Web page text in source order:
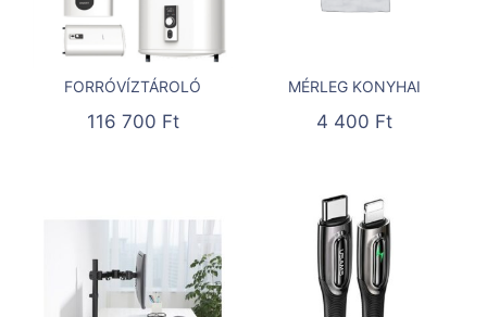
FORRÓVÍZTÁROLÓ
116 700 Ft
MÉRLEG KONYHAI
4 400 Ft